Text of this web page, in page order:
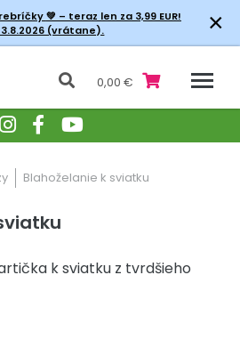
💚 – teraz len za 3,99 EUR!
(vrátane).
×
0,00 €
Blahoželanie k sviatku
k sviatku z tvrdšieho